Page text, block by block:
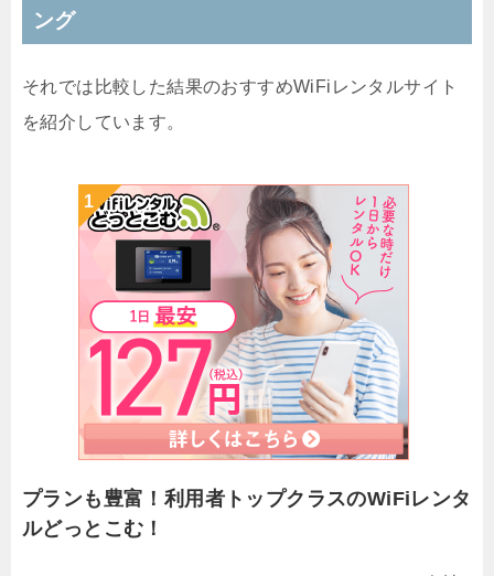
ング
それでは比較した結果のおすすめWiFiレンタルサイト
を紹介しています。
プランも豊富！利用者トップクラスのWiFiレンタ
ルどっとこむ！